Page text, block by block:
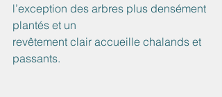
l’exception des arbres plus densément
plantés et un
revêtement clair accueille chalands et
passants.